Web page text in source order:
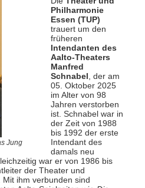
Jung
Philharmonie
Essen (TUP)
trauert um den
früheren
Intendanten des
Aalto-Theaters
Manfred
Schnabel , der am
05. Oktober 2025
im Alter von 98
Jahren verstorben
ist. Schnabel war in
der Zeit von 1988
bis 1992 der erste
Intendant des
damals neu
war er von 1986 bis
der Theater und
ihm verbunden sind